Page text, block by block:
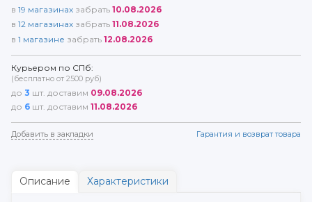
в 19 магазинах забрать 10.08.2026
в 12 магазинах забрать 11.08.2026
в 1 магазине забрать 12.08.2026
Курьером по СПб:
(бесплатно от 2500 руб)
до 3 шт. доставим 09.08.2026
до 6 шт. доставим 11.08.2026
Добавить в закладки Гарантия и возврат товара
Описание Характеристики